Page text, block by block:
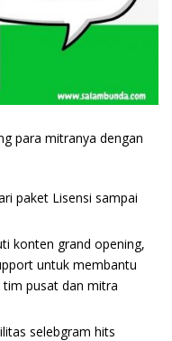
para mitranya dengan
paket Lisensi sampai
konten grand opening,
untuk membantu
pusat dan mitra
selebgram hits